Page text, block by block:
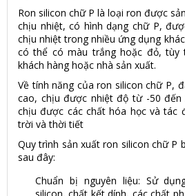
Ron silicon chữ P là loại ron được
chịu nhiệt, có hình dạng chữ P,
chịu nhiệt trong nhiều ứng dụng
có thể có màu trắng hoặc đỏ, tùy
khách hàng hoặc nhà sản xuất.
Về tính năng của ron silicon chữ P,
cao, chịu được nhiệt độ từ -50 đến
chịu được các chất hóa học và tác
trời và thời tiết
Quy trình sản xuất ron silicon chữ P
sau đây:
Chuẩn bị nguyên liệu: Sử